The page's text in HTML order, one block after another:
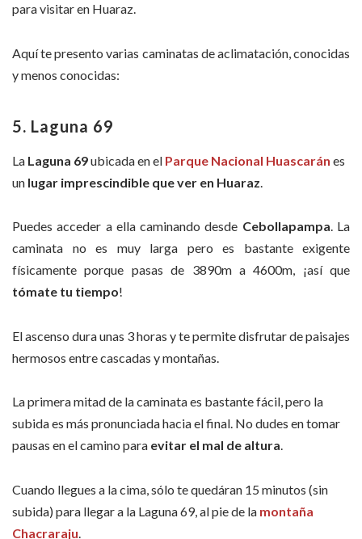
para visitar en Huaraz.
Aquí te presento varias caminatas de aclimatación, conocidas
y menos conocidas:
5. Laguna 69
La Laguna 69ubicada en el Parque Nacional Huascarán es
un lugar imprescindible que ver en Huaraz.
Puedes acceder a ella caminando desde Cebollapampa. La
caminata no es muy larga pero es bastante exigente
físicamente porque pasas de 3890m a 4600m, ¡así que
tómate tu tiempo!
El ascenso dura unas 3 horas y te permite disfrutar de paisajes
hermosos entre cascadas y montañas.
La primera mitad de la caminata es bastante fácil, pero la
subida es más pronunciada hacia el final. No dudes en tomar
pausas en el camino para evitar el mal de altura.
Cuando llegues a la cima, sólo te quedáran 15 minutos (sin
subida) para llegar a la Laguna 69, al pie de la montaña
Chacraraju